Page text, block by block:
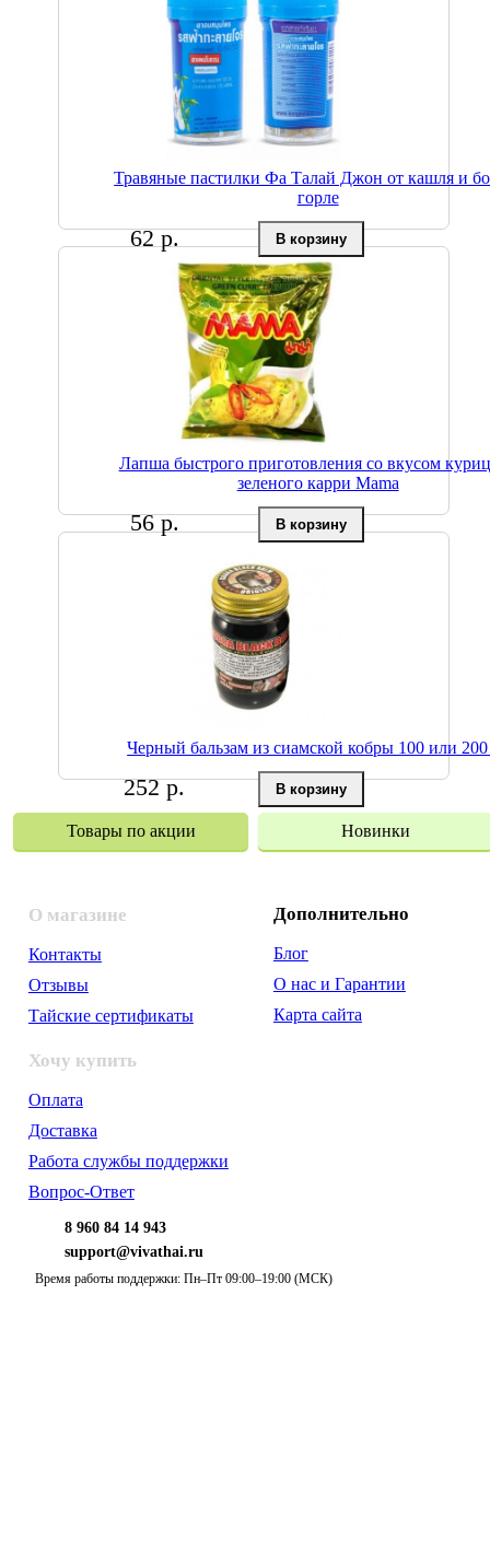
Травяные пастилки Фа Талай Джон от кашля и
горле
62 р.
Лапша быстрого приготовления со вкусом
зеленого карри Mama
56 р.
Черный бальзам из сиамской кобры 100 или 200
252 р.
Товары по акции Новинки
О магазине
Контакты
Отзывы
Тайские сертификаты
Хочу купить
Оплата
Доставка
Работа службы поддержки
Вопрос-Ответ
Дополнительно
Блог
О нас и Гарантии
Карта сайта
8 960 84 14 943
support@vivathai.ru
Время работы поддержки: Пн–Пт 09:00–19:00 (МСК)